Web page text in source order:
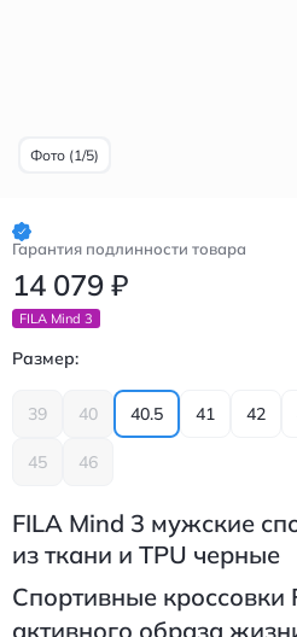
Фото (1/5)
Гарантия подлинности товара
14 079 ₽
FILA Mind 3
Размер:
39 40 40.5 41 42
45 46
FILA Mind 3 мужские
из ткани и TPU черные
Спортивные кроссовки
активного образа